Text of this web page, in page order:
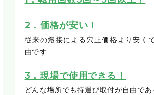
2．価格が安い！
従来の熔接による穴止価格より安く
由です
3．現場で使用できる！
どんな場所でも持運び取付が自由であ